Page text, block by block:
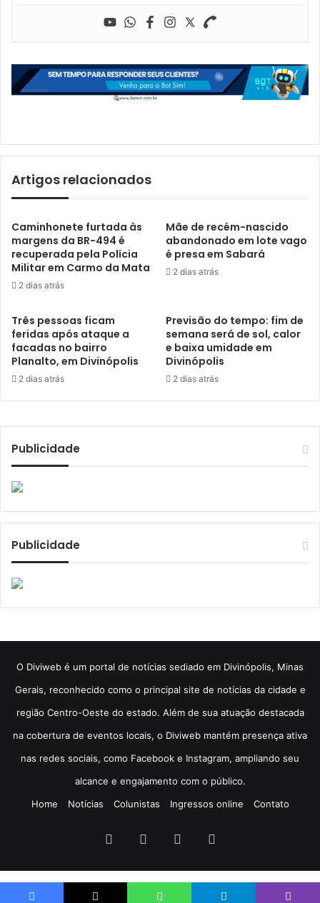
Artigos relacionados
Caminhonete furtada às
margens da BR-494 é
recuperada pela Polícia
Militar em Carmo da Mata
2 dias atrás
Mãe de recém-nascido
abandonado em lote vago
é presa em Sabará
2 dias atrás
Três pessoas ficam
feridas após ataque a
facadas no bairro
Planalto, em Divinópolis
2 dias atrás
Previsão do tempo: fim de
semana será de sol, calor
e baixa umidade em
Divinópolis
2 dias atrás
Publicidade
Publicidade
​O Diviweb é um portal de notícias sediado em Divinópolis, Minas
Gerais, reconhecido como o principal site de notícias da cidade e
região Centro-Oeste do estado. Além de sua atuação destacada
na cobertura de eventos locais, o Diviweb mantém presença ativa
nas redes sociais, como Facebook e Instagram, ampliando seu
alcance e engajamento com o público.
Home
Notícias Colunistas Ingressos online Contato
Facebook YouTube